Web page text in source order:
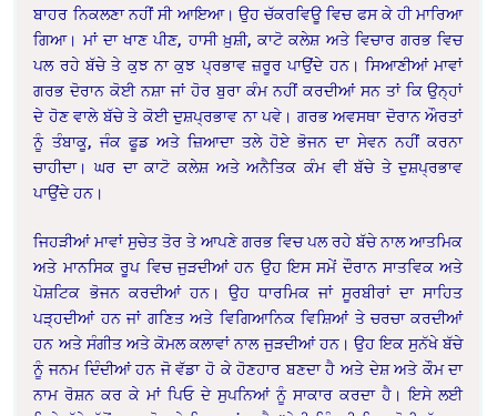
ਬਾਹਰ ਨਿਕਲਣਾ ਨਹੀਂ ਸੀ ਆਇਆ। ਉਹ ਚੱਕਰਵਿਊ ਵਿਚ ਫਸ ਕੇ ਹੀ ਮਾਰਿਆ
ਗਿਆ। ਮਾਂ ਦਾ ਖਾਣ ਪੀਣ, ਹਾਸੀ ਖ਼ੁਸ਼ੀ, ਕਾਟੋ ਕਲੇਸ਼ ਅਤੇ ਵਿਚਾਰ ਗਰਭ ਵਿਚ
ਪਲ ਰਹੇ ਬੱਚੇ ਤੇ ਕੁਝ ਨਾ ਕੁਝ ਪ੍ਰਭਾਵ ਜ਼ਰੂਰ ਪਾਉਂਦੇ ਹਨ। ਸਿਆਣੀਆਂ ਮਾਵਾਂ
ਗਰਭ ਦੋਰਾਨ ਕੋਈ ਨਸ਼ਾ ਜਾਂ ਹੋਰ ਬੁਰਾ ਕੰਮ ਨਹੀਂ ਕਰਦੀਆਂ ਸਨ ਤਾਂ ਕਿ ਉਨ੍ਹਾਂ
ਦੇ ਹੋਣ ਵਾਲੇ ਬੱਚੇ ਤੇ ਕੋਈ ਦੁਸ਼ਪ੍ਰਭਾਵ ਨਾ ਪਵੇ। ਗਰਭ ਅਵਸਥਾ ਦੋਰਾਨ ਔਰਤਾਂ
ਨੂੰ ਤੰਬਾਕੂ, ਜੰਕ ਫੂਡ ਅਤੇ ਜ਼ਿਆਦਾ ਤਲੇ ਹੋਏ ਭੋਜਨ ਦਾ ਸੇਵਨ ਨਹੀਂ ਕਰਨਾ
ਚਾਹੀਦਾ। ਘਰ ਦਾ ਕਾਟੋ ਕਲੇਸ਼ ਅਤੇ ਅਨੈਤਿਕ ਕੰਮ ਵੀ ਬੱਚੇ ਤੇ ਦੁਸ਼ਪ੍ਰਭਾਵ
ਪਾਉਂਦੇ ਹਨ।
ਜਿਹੜੀਆਂ ਮਾਵਾਂ ਸੁਚੇਤ ਤੋਰ ਤੇ ਆਪਣੇ ਗਰਭ ਵਿਚ ਪਲ ਰਹੇ ਬੱਚੇ ਨਾਲ ਆਤਮਿਕ
ਅਤੇ ਮਾਨਸਿਕ ਰੂਪ ਵਿਚ ਜੁੜਦੀਆਂ ਹਨ ਉਹ ਇਸ ਸਮੇਂ ਦੌਰਾਨ ਸਾਤਵਿਕ ਅਤੇ
ਪੋਸ਼ਟਿਕ ਭੋਜਨ ਕਰਦੀਆਂ ਹਨ। ਉਹ ਧਾਰਮਿਕ ਜਾਂ ਸੂਰਬੀਰਾਂ ਦਾ ਸਾਹਿਤ
ਪੜ੍ਹਦੀਆਂ ਹਨ ਜਾਂ ਗਣਿਤ ਅਤੇ ਵਿਗਿਆਨਿਕ ਵਿਸ਼ਿਆਂ ਤੇ ਚਰਚਾ ਕਰਦੀਆਂ
ਹਨ ਅਤੇ ਸੰਗੀਤ ਅਤੇ ਕੋਮਲ ਕਲਾਵਾਂ ਨਾਲ ਜੁੜਦੀਆਂ ਹਨ। ਉਹ ਇਕ ਸੁਨੱਖੇ ਬੱਚੇ
ਨੂੰ ਜਨਮ ਦਿੰਦੀਆਂ ਹਨ ਜੋ ਵੱਡਾ ਹੋ ਕੇ ਹੋਣਹਾਰ ਬਣਦਾ ਹੈ ਅਤੇ ਦੇਸ਼ ਅਤੇ ਕੌਮ ਦਾ
ਨਾਮ ਰੋਸ਼ਨ ਕਰ ਕੇ ਮਾਂ ਪਿਓ ਦੇ ਸੁਪਨਿਆਂ ਨੂੰ ਸਾਕਾਰ ਕਰਦਾ ਹੈ। ਇਸੇ ਲਈ